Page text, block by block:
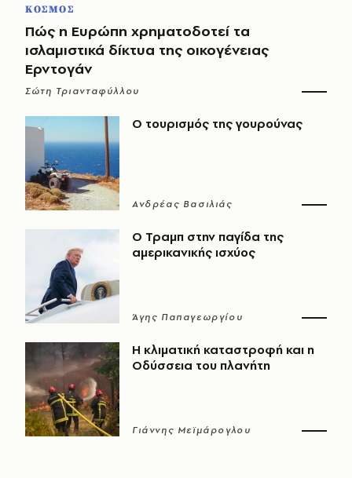
ΚΟΣΜΟΣ
Πώς η Ευρώπη χρηματοδοτεί τα
ισλαμιστικά δίκτυα της οικογένειας
Ερντογάν
Σώτη Τριανταφύλλου
Ο τουρισμός της γουρούνας
Ανδρέας Βασιλιάς
Ο Τραμπ στην παγίδα της
αμερικανικής ισχύος
Άγης Παπαγεωργίου
Η κλιματική καταστροφή και η
Οδύσσεια του πλανήτη
Γιάννης Μεϊμάρογλου